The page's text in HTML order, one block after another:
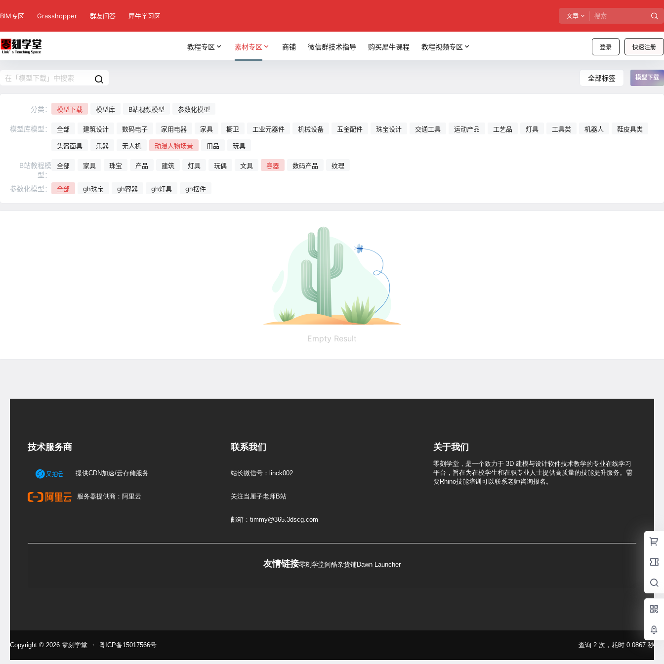
BIM专区 Grasshopper 群友问答 犀牛学习区 文章
登录 快速注册
教程专区 素材专区 商铺 微信群技术指导 购买犀牛课程 教程视频专区
全部标签 模型下载
分类： 模型下载 模型库 B站视频模型 参数化模型
模型库模型： 全部 建筑设计 数码电子 家用电器 家具 橱卫 工业元器件 机械设备 五金配件 珠宝设计 交通工具 运动产品 工艺品 灯具 工具类 机器人 鞋皮具类
头盔面具 乐器 无人机 动漫人物场景 用品 玩具
B站教程模
型：
全部 家具 珠宝 产品 建筑 灯具 玩偶 文具 容器 数码产品 纹理
参数化模型： 全部 gh珠宝 gh容器 gh灯具 gh摆件
Empty Result
技术服务商
提供CDN加速/云存储服务
服务器提供商：阿里云
联系我们
站长微信号：linck002
关注当厘子老师B站
邮箱：timmy@365.3dscg.com
关于我们
零刻学堂，是一个致力于 3D 建模与设计软件技术教学的专业在线学习
平台，旨在为在校学生和在职专业人士提供高质量的技能提升服务。需
要Rhino技能培训可以联系老师咨询报名。
友情链接零刻学堂阿酷杂货铺Dawn Launcher
Copyright © 2026 零刻学堂 ・ 粤ICP备15017566号 查询 2 次，耗时 0.0867 秒